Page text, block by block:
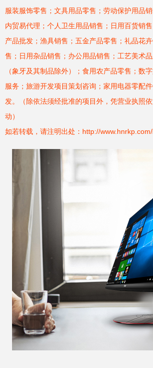
服装服饰零售；文具用品零售；劳动保护用品
内贸易代理；个人卫生用品销售；日用百货销
产品批发；渔具销售；五金产品零售；礼品花
售；日用杂品销售；办公用品销售；工艺美术
（象牙及其制品除外）；食用农产品零售；数
服务；旅游开发项目策划咨询；家用电器零配
发。（除依法须经批准的项目外，凭营业执照
动）
如若转载，请注明出处：http://